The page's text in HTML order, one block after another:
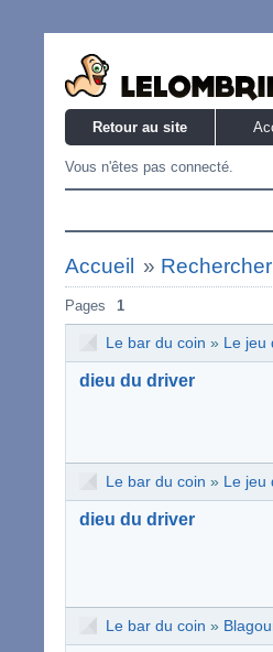
Retour au site
Vous n'êtes pas connecté.
Accueil » Rechercher
Pages 1
Le bar du coin » Le jeu
dieu du driver
Le bar du coin » Le jeu
dieu du driver
Le bar du coin »